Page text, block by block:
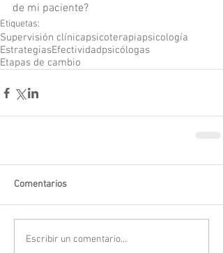
de mi paciente?
Etiquetas:
Supervisión clínicapsicoterapiapsicología
EstrategiasEfectividadpsicólogas
Etapas de cambio
Comentarios
Escribir un comentario...